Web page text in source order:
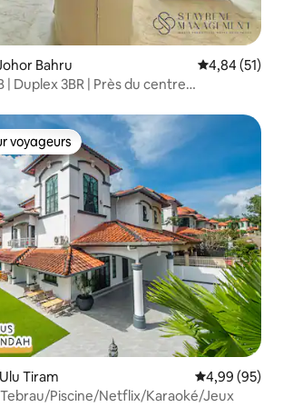
Bahru Évaluation
4,84 (51)
| Duplex 3BR | Près du centre
les plus appréciés
voyageurs
Tiram Évaluation
4,99 (95)
Piscine/Netflix/Karaoké/Jeux